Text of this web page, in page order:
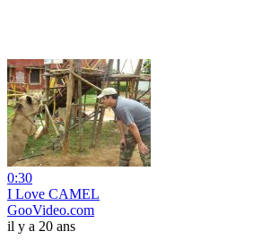
0:30
I Love CAMEL
GooVideo.com
il y a 20 ans